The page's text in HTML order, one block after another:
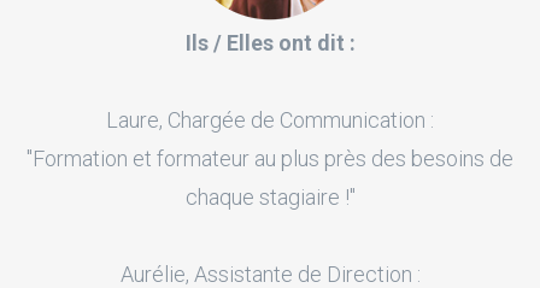
Ils / Elles ont dit :
Laure, Chargée de Communication :
"Formation et formateur au plus près des besoins de
chaque stagiaire !"
Aurélie, Assistante de Direction :